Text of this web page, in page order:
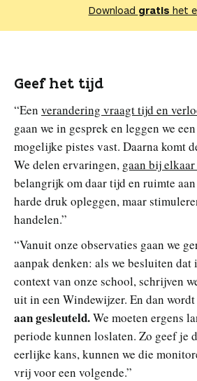
Download gratis het
Geef het tijd
“Een verandering vraagt tijd en
gaan we in gesprek en leggen we
mogelijke pistes vast. Daarna komt
We delen ervaringen, gaan bij
belangrijk om daar tijd en ruimte
harde druk opleggen, maar
handelen.”
“Vanuit onze observaties gaan we
aanpak denken: als we besluiten dat
context van onze school, schrijven
uit in een Windewijzer. En dan
aan gesleuteld.We moeten ergens
periode kunnen loslaten. Zo geef je
eerlijke kans, kunnen we die
vrij voor een volgende.”